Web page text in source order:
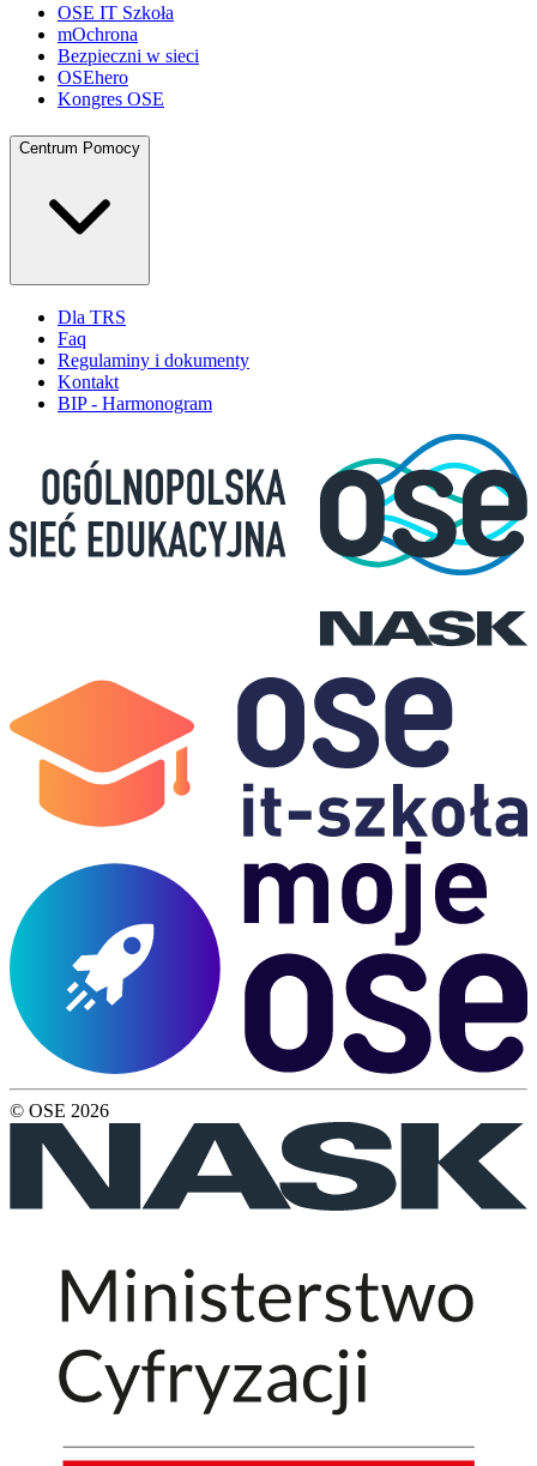
OSE IT Szkoła
mOchrona
Bezpieczni w sieci
OSEhero
Kongres OSE
Centrum Pomocy
Dla TRS
Faq
Regulaminy i dokumenty
Kontakt
BIP - Harmonogram
© OSE 2026